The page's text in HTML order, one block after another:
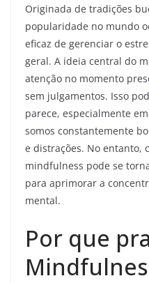
Originada de tradições
popularidade no mundo
eficaz de gerenciar o
geral. A ideia central do
atenção no momento
sem julgamentos. Isso
parece, especialmente
somos constantemente
e distrações. No entanto,
mindfulness pode se
para aprimorar a
mental.
Por que